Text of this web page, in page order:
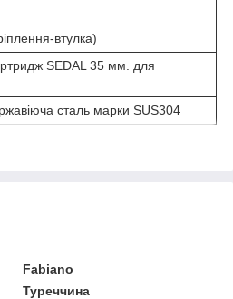
втулка)
SEDAL 35 мм. для
сталь марки SUS304
Fabiano
Туреччина